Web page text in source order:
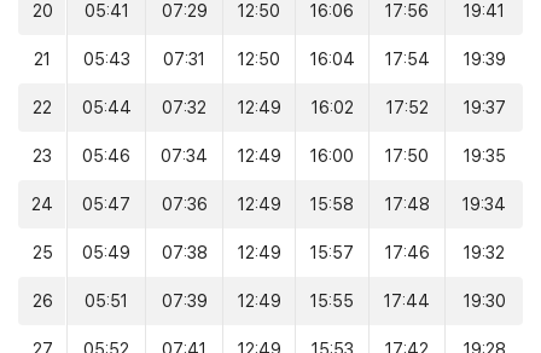
20 05:41 07:29 12:50 16:06 17:56 19:41
21 05:43 07:31 12:50 16:04 17:54 19:39
22 05:44 07:32 12:49 16:02 17:52 19:37
23 05:46 07:34 12:49 16:00 17:50 19:35
24 05:47 07:36 12:49 15:58 17:48 19:34
25 05:49 07:38 12:49 15:57 17:46 19:32
26 05:51 07:39 12:49 15:55 17:44 19:30